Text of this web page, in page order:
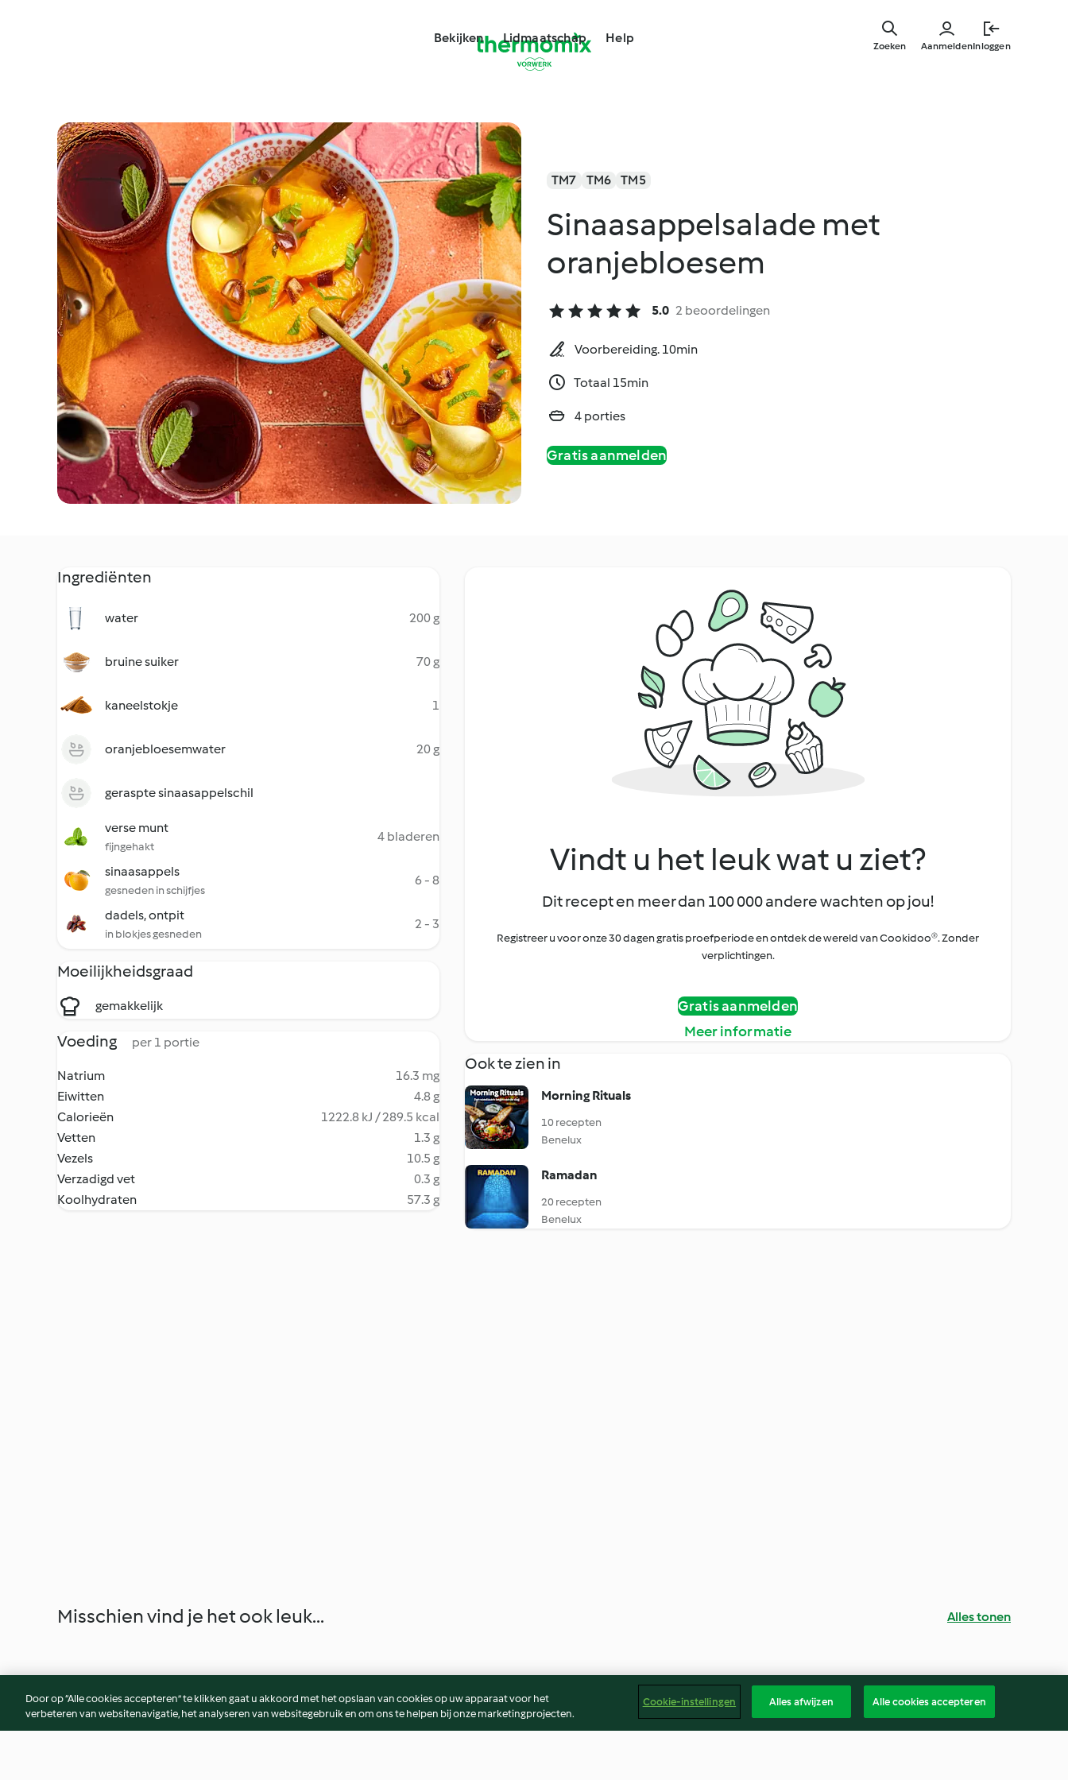
Bekijken Lidmaatschap Help
AanmeldenInloggen
Zoeken
TM7 TM6 TM5
Sinaasappelsalade met
oranjebloesem
5.0 2 beoordelingen
Voorbereiding. 10min
Totaal 15min
4 porties
Gratis aanmelden
Ingrediënten
water 200 g
bruine suiker 70 g
kaneelstokje 1
oranjebloesemwater 20 g
geraspte sinaasappelschil
verse munt
fijngehakt
4 bladeren
sinaasappels
gesneden in schijfjes
6 - 8
dadels, ontpit
in blokjes gesneden
2 - 3
Moeilijkheidsgraad
gemakkelijk
Voeding per 1 portie
Natrium
16.3 mg
Eiwitten
4.8 g
Calorieën
1222.8 kJ / 289.5 kcal
Vetten
1.3 g
Vezels
10.5 g
Verzadigd vet
0.3 g
Koolhydraten
57.3 g
Vindt u het leuk wat u ziet?
Dit recept en meer dan 100 000 andere wachten op jou!
Registreer u voor onze 30 dagen gratis proefperiode en ontdek de wereld van Cookidoo®. Zonder
verplichtingen.
Gratis aanmelden
Meer informatie
Ook te zien in
Morning Rituals
10 recepten
Benelux
Ramadan
20 recepten
Benelux
Misschien vind je het ook leuk... Alles tonen
Door op “Alle cookies accepteren” te klikken gaat u akkoord met het opslaan van cookies op uw apparaat voor het
verbeteren van websitenavigatie, het analyseren van websitegebruik en om ons te helpen bij onze marketingprojecten.
Cookie-instellingen Alles afwijzen Alle cookies accepteren